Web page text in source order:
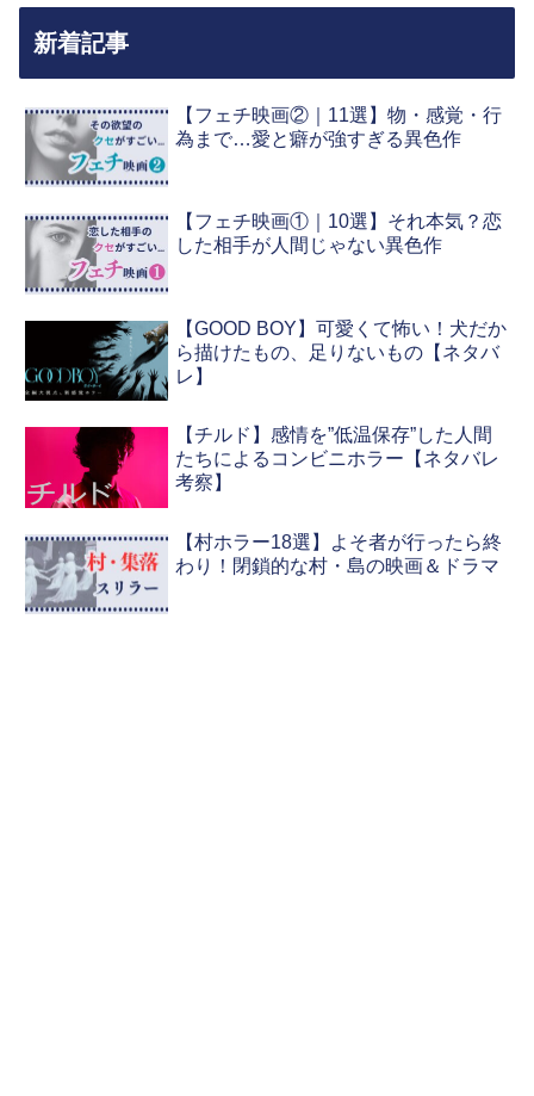
新着記事
【フェチ映画②｜11選】物・感覚・行
為まで…愛と癖が強すぎる異色作
【フェチ映画①｜10選】それ本気？恋
した相手が人間じゃない異色作
【GOOD BOY】可愛くて怖い！犬だか
ら描けたもの、足りないもの【ネタバ
レ】
【チルド】感情を”低温保存”した人間
たちによるコンビニホラー【ネタバレ
考察】
【村ホラー18選】よそ者が行ったら終
わり！閉鎖的な村・島の映画＆ドラマ